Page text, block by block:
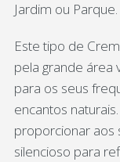
Jardim ou Parque.
Este tipo de
pela grande área
para os seus
encantos
proporcionar aos
silencioso para